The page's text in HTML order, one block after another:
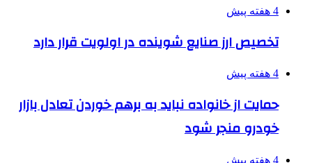
4 هفته پیش
تخصیص ارز صنایع شوینده در اولویت قرار دارد
4 هفته پیش
حمایت از خانواده نباید به برهم خوردن تعادل بازار
خودرو منجر شود
4 هفته پیش